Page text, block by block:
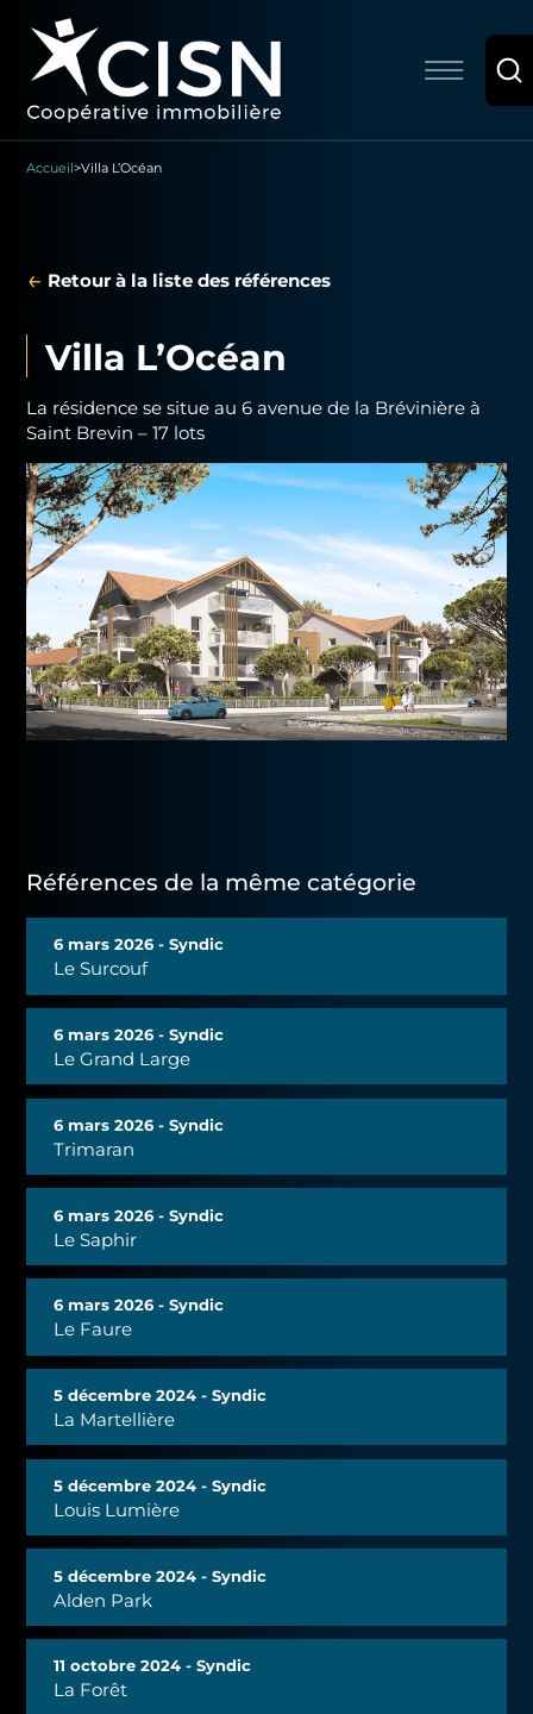
Accueil>Villa L’Océan
← Retour à la liste des références
Villa L’Océan
La résidence se situe au 6 avenue de la Brévinière à
Saint Brevin – 17 lots
Références de la même catégorie
6 mars 2026 - Syndic
Le Surcouf
6 mars 2026 - Syndic
Le Grand Large
6 mars 2026 - Syndic
Trimaran
6 mars 2026 - Syndic
Le Saphir
6 mars 2026 - Syndic
Le Faure
5 décembre 2024 - Syndic
La Martellière
5 décembre 2024 - Syndic
Louis Lumière
5 décembre 2024 - Syndic
Alden Park
11 octobre 2024 - Syndic
La Forêt